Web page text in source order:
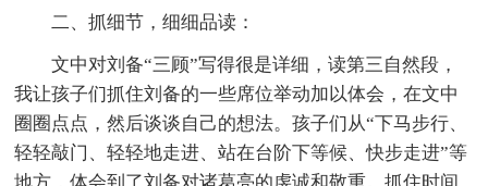
二、抓细节，细细品读：
文中对刘备“三顾”写得很是详细，读第三自然段，
我让孩子们抓住刘备的一些席位举动加以体会，在文中
圈圈点点，然后谈谈自己的想法。孩子们从“下马步行、
轻轻敲门、轻轻地走进、站在台阶下等候、快步走进”等
地方，体会到了刘备对诸葛亮的虔诚和敬重。抓住时间